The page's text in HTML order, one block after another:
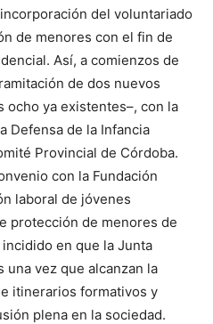
del voluntariado
de menores con el fin de
Así, a comienzos de
de dos nuevos
ocho ya existentes–, con la
Defensa de la Infancia
Provincial de Córdoba.
con la Fundación
laboral de jóvenes
protección de menores de
en que la Junta
una vez que alcanzan la
itinerarios formativos y
plena en la sociedad.